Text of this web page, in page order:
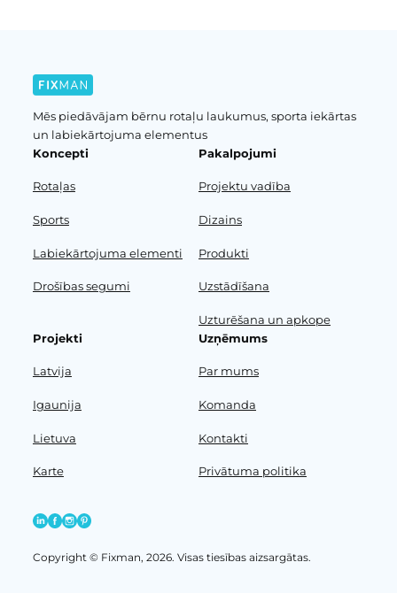
Mēs piedāvājam bērnu rotaļu laukumus, sporta iekārtas
un labiekārtojuma elementus
Koncepti
Rotaļas
Sports
Labiekārtojuma elementi
Drošības segumi
Pakalpojumi
Projektu vadība
Dizains
Produkti
Uzstādīšana
Uzturēšana un apkope
Projekti
Latvija
Igaunija
Lietuva
Karte
Uzņēmums
Par mums
Komanda
Kontakti
Privātuma politika
Copyright © Fixman, 2026. Visas tiesības aizsargātas.